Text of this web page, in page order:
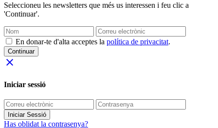
Seleccioneu les newsletters que més us interessen i feu clic a
'Continuar'.
En donar-te d'alta acceptes la política de privacitat.
Continuar
close
Iniciar sessió
Iniciar Sessió
Has oblidat la contrasenya?